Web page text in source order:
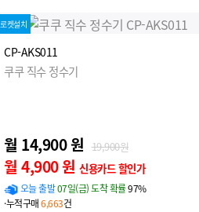
로켓설치
CP-AKS011
쿠쿠 직수 정수기
월 14,900 원 19,900원
월 4,900 원 신용카드 할인가
오늘 출발07일(금) 도착 확률97%
·누적구매6,663건